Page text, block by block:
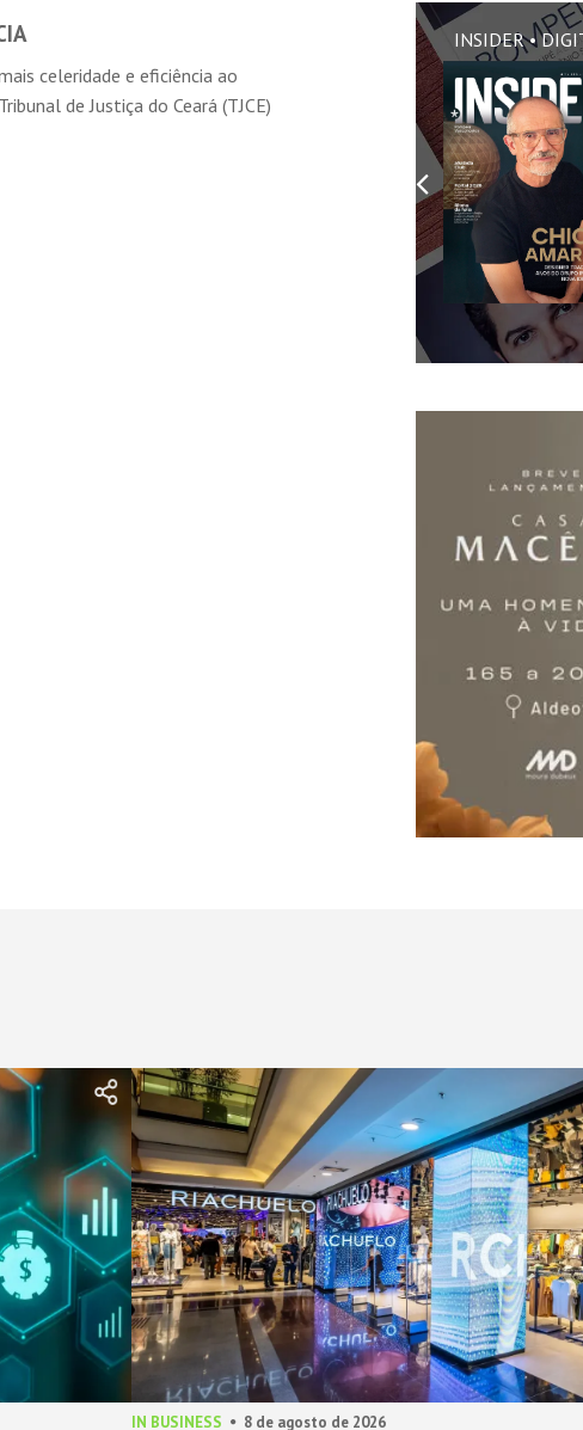
celeridade e eficiência ao
de Justiça do Ceará (TJCE)
INSIDER •
IN BUSINESS 8 de agosto de 2026